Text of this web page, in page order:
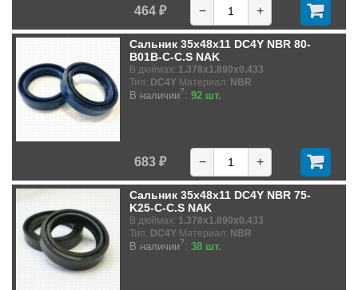
464 ₽ − +
Сальник 35x48x11 DC4Y NBR 80-
B01B-C-C.S NAK
В дюймах: 1.378x1.890x0.433
Тип: DC4Y Материал: NBR
В наличии?: 92 шт.
683 ₽ − +
Сальник 35x48x11 DC4Y NBR 75-
K25-C-C.S NAK
В дюймах: 1.378x1.890x0.433
Тип: DC4Y Материал: NBR
В наличии?: 38 шт.